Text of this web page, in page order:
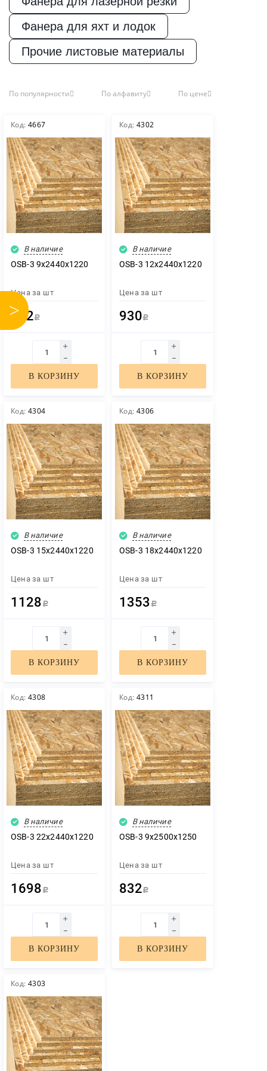
Пиломатериалы
Декор
Изоляция
Инструменты
Продукция из
дерева
Фанера для яхт и лодок
Прочие листовые материалы
2500х1250
Толщина, мм
12
15
18
22
9
OSB-3
>
По популярности По алфавиту По цене
Код: 4667
В наличие
OSB-3 9х2440х1220
Цена за шт
732 Р
В КОРЗИНУ
Код: 4302
В наличие
OSB-3 12х2440х1220
Цена за шт
930 Р
В КОРЗИНУ
Код: 4304
В наличие
OSB-3 15х2440х1220
Цена за шт
1128 Р
В КОРЗИНУ
Код: 4306
В наличие
OSB-3 18х2440х1220
Цена за шт
1353 Р
В КОРЗИНУ
Код: 4308
В наличие
OSB-3 22х2440х1220
Цена за шт
1698 Р
В КОРЗИНУ
Код: 4311
В наличие
OSB-3 9х2500х1250
Цена за шт
832 Р
В КОРЗИНУ
Код: 4303